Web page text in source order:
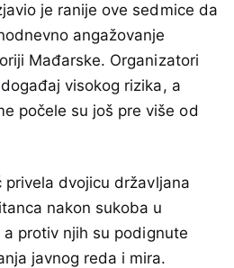
je ranije ove sedmice da
angažovanje
Mađarske. Organizatori
visokog rizika, a
počele su još pre više od
privela dvojicu državljana
nakon sukoba u
protiv njih su podignute
javnog reda i mira.